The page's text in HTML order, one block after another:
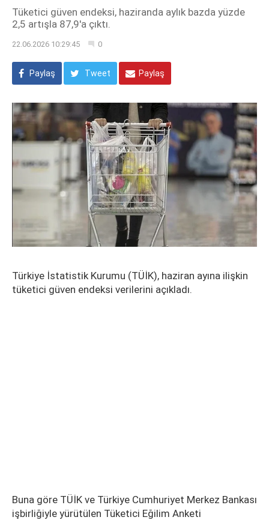
Tüketici güven endeksi, haziranda aylık bazda yüzde
2,5 artışla 87,9'a çıktı.
22.06.2026 10:29:45 0
Paylaş Tweet Paylaş
Türkiye İstatistik Kurumu (TÜİK), haziran ayına ilişkin
tüketici güven endeksi verilerini açıkladı.
Buna göre TÜİK ve Türkiye Cumhuriyet Merkez Bankası
işbirliğiyle yürütülen Tüketici Eğilim Anketi